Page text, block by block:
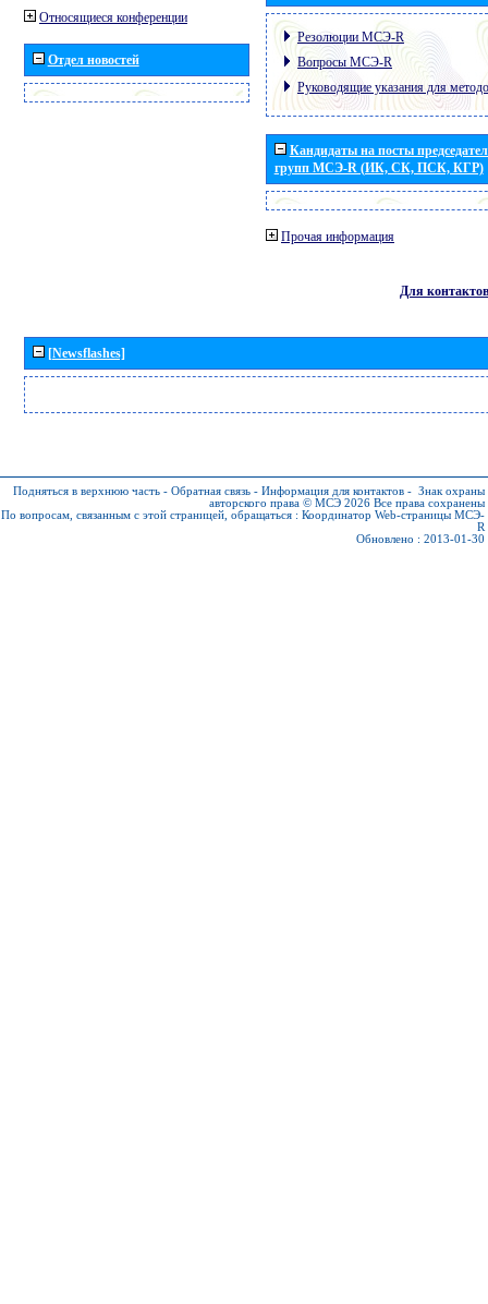
Относящиеся конференции
Отдел новостей
Резолюции МСЭ-R
Вопросы МСЭ-R
Руководящие указания для
Кандидаты на посты
групп МСЭ-R (ИК, СК, ПСК, КГР)
Прочая информация
Для контактов
[Newsflashes]
Подняться в верхнюю часть - Обратная связь - Информация для контактов - Знак охраны
авторского права © МСЭ 2026 Все права сохранены
По вопросам, связанным с этой страницей, обращаться : Координатор Web-страницы МСЭ-
R
Обновлено : 2013-01-30